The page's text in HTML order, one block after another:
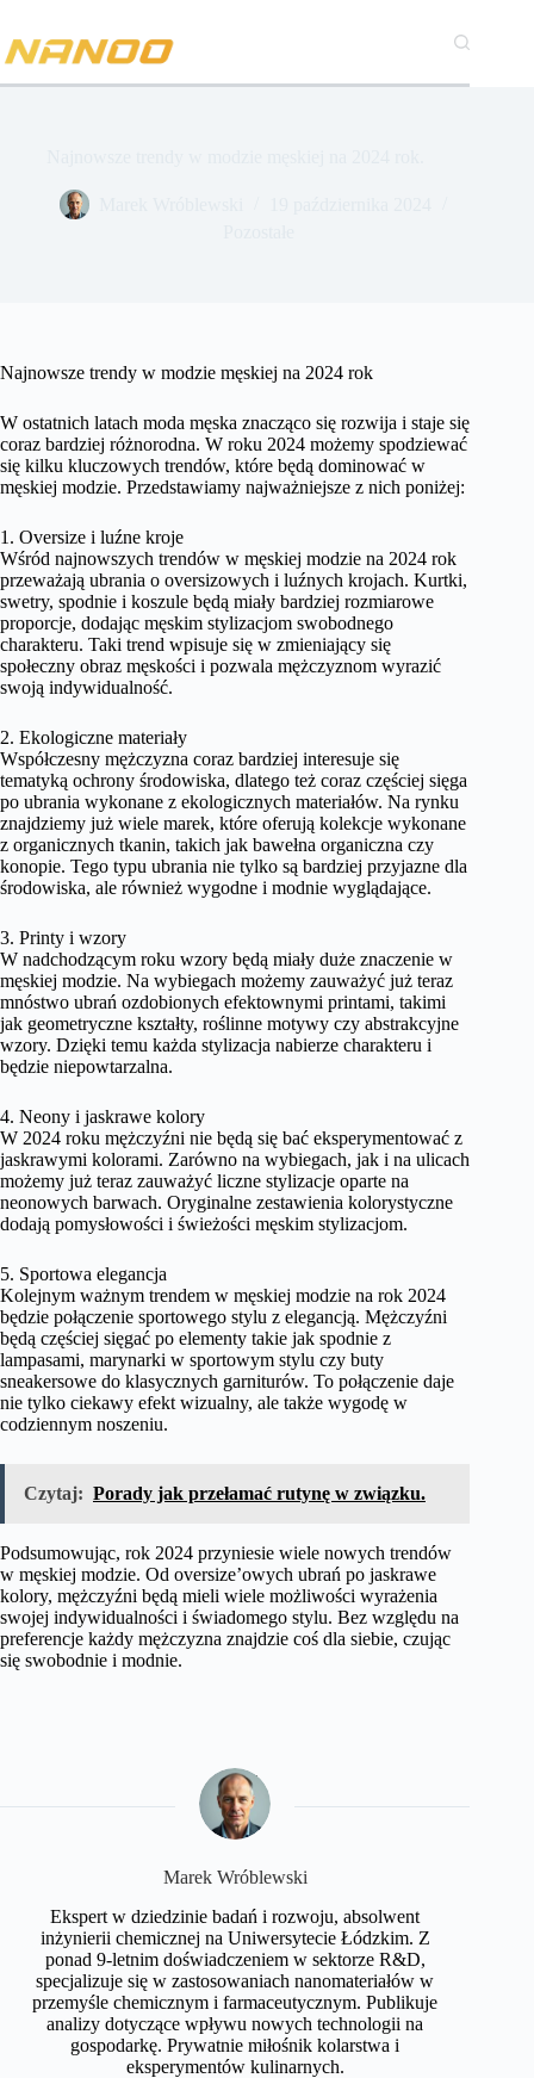
treści
Najnowsze trendy w modzie męskiej na 2024 rok
W ostatnich latach moda męska znacząco się rozwija i staje się
coraz bardziej różnorodna. W roku 2024 możemy spodziewać
się kilku kluczowych trendów, które będą dominować w
męskiej modzie. Przedstawiamy najważniejsze z nich poniżej:
1. Oversize i luźne kroje
Wśród najnowszych trendów w męskiej modzie na 2024 rok
przeważają ubrania o oversizowych i luźnych krojach. Kurtki,
swetry, spodnie i koszule będą miały bardziej rozmiarowe
proporcje, dodając męskim stylizacjom swobodnego
charakteru. Taki trend wpisuje się w zmieniający się
społeczny obraz męskości i pozwala mężczyznom wyrazić
swoją indywidualność.
2. Ekologiczne materiały
Współczesny mężczyzna coraz bardziej interesuje się
tematyką ochrony środowiska, dlatego też coraz częściej sięga
po ubrania wykonane z ekologicznych materiałów. Na rynku
znajdziemy już wiele marek, które oferują kolekcje wykonane
z organicznych tkanin, takich jak bawełna organiczna czy
konopie. Tego typu ubrania nie tylko są bardziej przyjazne dla
środowiska, ale również wygodne i modnie wyglądające.
3. Printy i wzory
W nadchodzącym roku wzory będą miały duże znaczenie w
męskiej modzie. Na wybiegach możemy zauważyć już teraz
mnóstwo ubrań ozdobionych efektownymi printami, takimi
jak geometryczne kształty, roślinne motywy czy abstrakcyjne
wzory. Dzięki temu każda stylizacja nabierze charakteru i
będzie niepowtarzalna.
4. Neony i jaskrawe kolory
W 2024 roku mężczyźni nie będą się bać eksperymentować z
jaskrawymi kolorami. Zarówno na wybiegach, jak i na ulicach
możemy już teraz zauważyć liczne stylizacje oparte na
neonowych barwach. Oryginalne zestawienia kolorystyczne
dodają pomysłowości i świeżości męskim stylizacjom.
5. Sportowa elegancja
Kolejnym ważnym trendem w męskiej modzie na rok 2024
będzie połączenie sportowego stylu z elegancją. Mężczyźni
będą częściej sięgać po elementy takie jak spodnie z
lampasami, marynarki w sportowym stylu czy buty
sneakersowe do klasycznych garniturów. To połączenie daje
nie tylko ciekawy efekt wizualny, ale także wygodę w
codziennym noszeniu.
Czytaj: Porady jak przełamać rutynę w związku.
Podsumowując, rok 2024 przyniesie wiele nowych trendów
w męskiej modzie. Od oversize’owych ubrań po jaskrawe
kolory, mężczyźni będą mieli wiele możliwości wyrażenia
swojej indywidualności i świadomego stylu. Bez względu na
preferencje każdy mężczyzna znajdzie coś dla siebie, czując
się swobodnie i modnie.
Marek Wróblewski
Ekspert w dziedzinie badań i rozwoju, absolwent
inżynierii chemicznej na Uniwersytecie Łódzkim. Z
ponad 9-letnim doświadczeniem w sektorze R&D,
specjalizuje się w zastosowaniach nanomateriałów w
przemyśle chemicznym i farmaceutycznym. Publikuje
analizy dotyczące wpływu nowych technologii na
gospodarkę. Prywatnie miłośnik kolarstwa i
eksperymentów kulinarnych.